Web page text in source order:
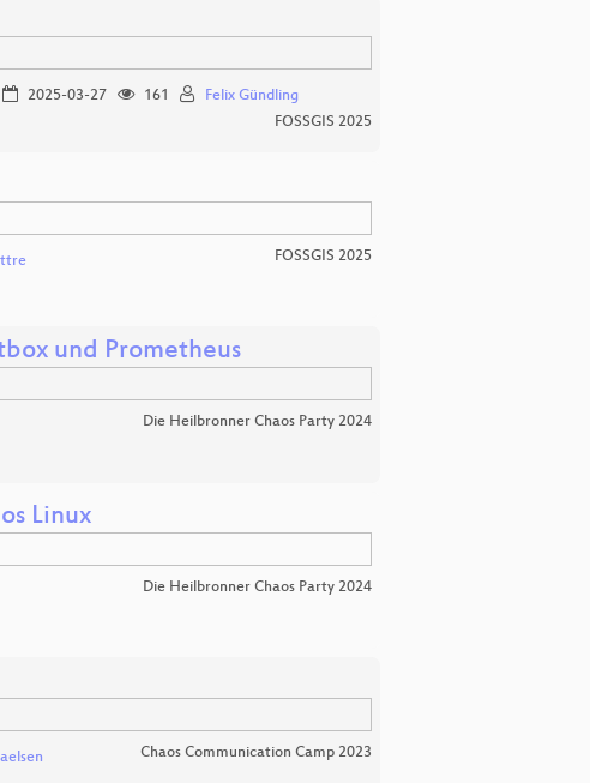
2025-03-27 161
Felix Gündling
FOSSGIS 2025
FOSSGIS 2025
und Prometheus
Die Heilbronner Chaos Party 2024
Linux
Die Heilbronner Chaos Party 2024
Chaos Communication Camp 2023